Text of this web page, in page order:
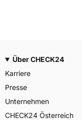
Über CHECK24
Karriere
Presse
Unternehmen
CHECK24 Österreich